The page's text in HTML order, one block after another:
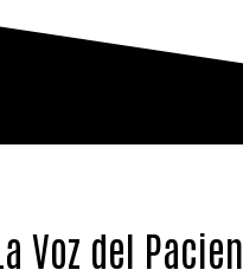
La Voz del